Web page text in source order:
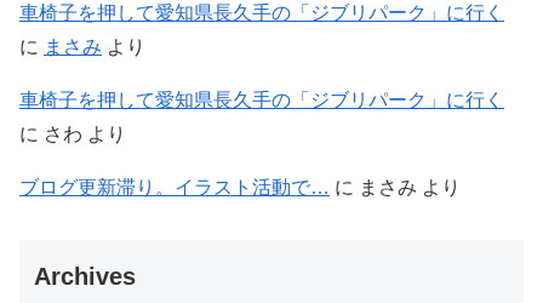
車椅子を押して愛知県長久手の「ジブリパーク」に行く
に まさみ より
車椅子を押して愛知県長久手の「ジブリパーク」に行く
に さわ より
ブログ更新滞り。イラスト活動で… に まさみ より
Archives